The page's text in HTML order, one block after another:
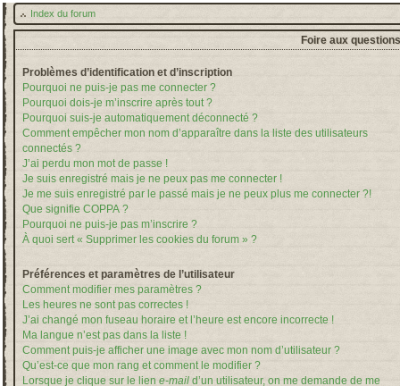
Index du forum
Foire aux
Problèmes d’identification et d’inscription
Pourquoi ne puis-je pas me connecter ?
Pourquoi dois-je m’inscrire après tout ?
Pourquoi suis-je automatiquement déconnecté ?
Comment empêcher mon nom d’apparaître dans la liste des utilisateurs
connectés ?
J’ai perdu mon mot de passe !
Je suis enregistré mais je ne peux pas me connecter !
Je me suis enregistré par le passé mais je ne peux plus me connecter ?!
Que signifie COPPA ?
Pourquoi ne puis-je pas m’inscrire ?
À quoi sert « Supprimer les cookies du forum » ?
Préférences et paramètres de l’utilisateur
Comment modifier mes paramètres ?
Les heures ne sont pas correctes !
J’ai changé mon fuseau horaire et l’heure est encore incorrecte !
Ma langue n’est pas dans la liste !
Comment puis-je afficher une image avec mon nom d’utilisateur ?
Qu’est-ce que mon rang et comment le modifier ?
Lorsque je clique sur le lien e-mail d’un utilisateur, on me demande de me